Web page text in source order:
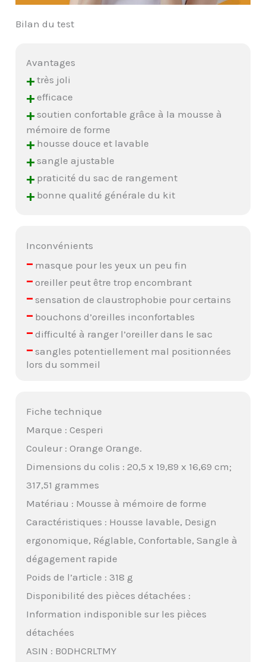
Bilan du test
Avantages
+ très joli
+ efficace
+ soutien confortable grâce à la mousse à
mémoire de forme
+ housse douce et lavable
+ sangle ajustable
+ praticité du sac de rangement
+ bonne qualité générale du kit
Inconvénients
– masque pour les yeux un peu fin
– oreiller peut être trop encombrant
– sensation de claustrophobie pour certains
– bouchons d’oreilles inconfortables
– difficulté à ranger l’oreiller dans le sac
– sangles potentiellement mal positionnées
lors du sommeil
Fiche technique
Marque : Cesperi
Couleur : Orange Orange.
Dimensions du colis : 20,5 x 19,89 x 16,69 cm;
317,51 grammes
Matériau : Mousse à mémoire de forme
Caractéristiques : Housse lavable, Design
ergonomique, Réglable, Confortable, Sangle à
dégagement rapide
Poids de l’article : 318 g
Disponibilité des pièces détachées :
Information indisponible sur les pièces
détachées
ASIN : B0DHCRLTMY